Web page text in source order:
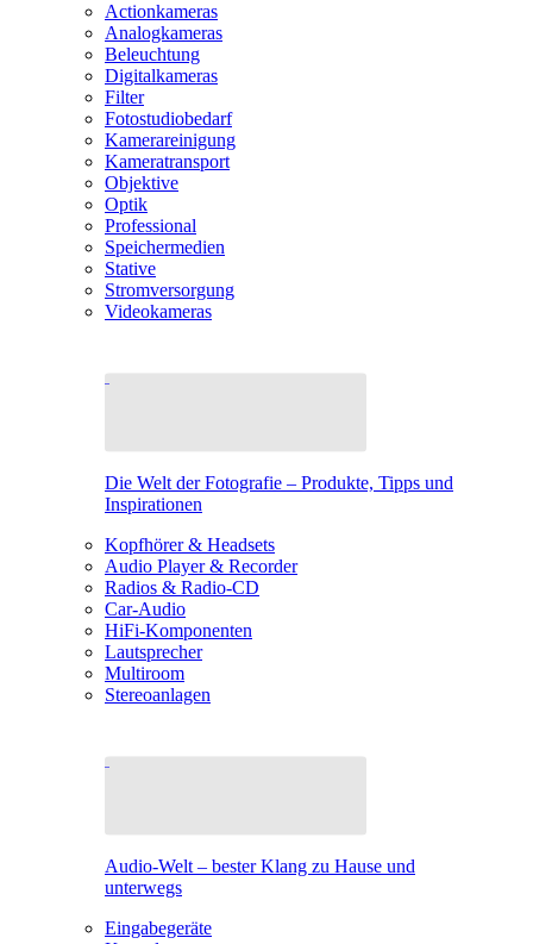
Actionkameras
Analogkameras
Beleuchtung
Digitalkameras
Filter
Fotostudiobedarf
Kamerareinigung
Kameratransport
Objektive
Optik
Professional
Speichermedien
Stative
Stromversorgung
Videokameras
Die Welt der Fotografie – Produkte, Tipps und
Inspirationen
Kopfhörer & Headsets
Audio Player & Recorder
Radios & Radio-CD
Car-Audio
HiFi-Komponenten
Lautsprecher
Multiroom
Stereoanlagen
Audio-Welt – bester Klang zu Hause und
unterwegs
Eingabegeräte